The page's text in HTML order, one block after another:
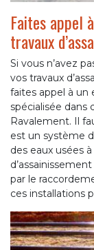
Faites appel
travaux
Si vous n’avez
vos travaux
faites appel à un
spécialisée dans
Ravalement. Il
est un système
des eaux usées
par le
ces installations